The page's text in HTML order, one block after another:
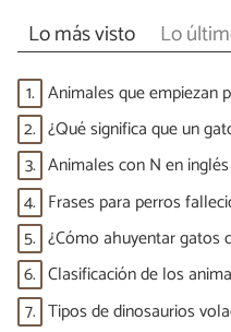
Lo más visto Lo
1. Animales que empiezan
2. ¿Qué significa que un
3. Animales con N en
4. Frases para perros
5. ¿Cómo ahuyentar gatos
6. Clasificación de los
7. Tipos de dinosaurios